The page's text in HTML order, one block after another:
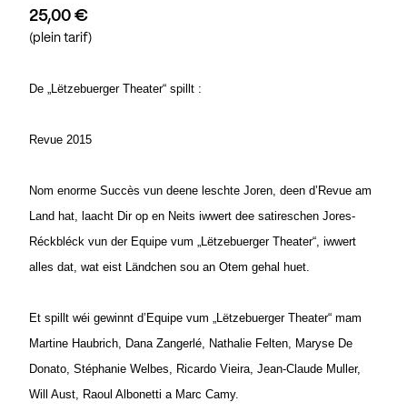
25,00 €
(plein tarif)
De „Lëtzebuerger Theater“ spillt :
Revue 2015
Nom enorme Succès vun deene leschte Joren, deen d’Revue am
Land hat, laacht Dir op en Neits iwwert dee satireschen Jores-
Réckbléck vun der Equipe vum „Lëtzebuerger Theater“, iwwert
alles dat, wat eist Ländchen sou an Otem gehal huet.
Et spillt wéi gewinnt d’Equipe vum „Lëtzebuerger Theater“ mam
Martine Haubrich, Dana Zangerlé, Nathalie Felten, Maryse De
Donato, Stéphanie Welbes, Ricardo Vieira, Jean-Claude Muller,
Will Aust, Raoul Albonetti a Marc Camy.